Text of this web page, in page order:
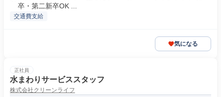
卒・第二新卒OK ...
交通費支給
気になる
正社員
水まわりサービススタッフ
株式会社クリーンライフ